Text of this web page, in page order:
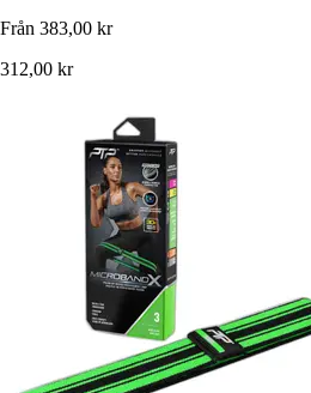
Från 383,00 kr
312,00 kr